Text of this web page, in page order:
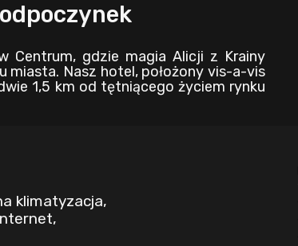
Centrum, gdzie magia Alicji z Krainy
miasta. Nasz hotel, położony vis-a-vis
1,5 km od tętniącego życiem rynku
klimatyzacja,